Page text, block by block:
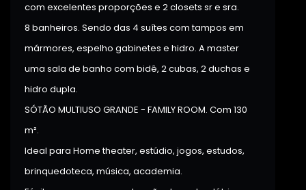
com excelentes proporções e 2 closets sr e sra.
8 banheiros. Sendo das 4 suítes com tampos em
mármores, espelho gabinetes e hidro. A master
uma sala de banho com bidê, 2 cubas, 2 duchas e
hidro dupla.
SÓTÃO MULTIUSO GRANDE - FAMILY ROOM. Com 130
m².
Ideal para Home theater, estúdio, jogos, estudos,
brinquedoteca, música, academia.